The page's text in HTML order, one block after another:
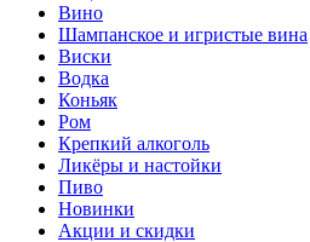
Вино
Шампанское и игристые вина
Виски
Водка
Коньяк
Ром
Крепкий алкоголь
Ликёры и настойки
Пиво
Новинки
Акции и скидки